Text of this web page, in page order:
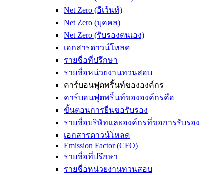
Net Zero (อีเว้นท์)
Net Zero (บุคคล)
Net Zero (รับรองตนเอง)
เอกสารดาวน์โหลด
รายชื่อที่ปรึกษา
รายชื่อหน่วยงานทวนสอบ
คาร์บอนฟุตพริ้นท์ขององค์กร
คาร์บอนฟุตพริ้นท์ขององค์กรคือ
ขั้นตอนการยื่นขอรับรอง
รายชื่อบริษัทและองค์กรที่ขอการรับรอง
เอกสารดาวน์โหลด
Emission Factor (CFO)
รายชื่อที่ปรึกษา
รายชื่อหน่วยงานทวนสอบ